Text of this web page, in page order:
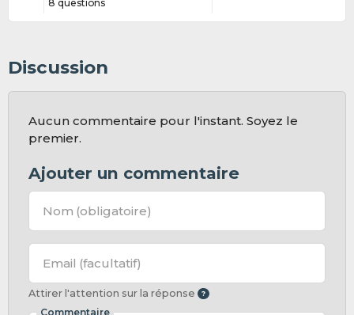
8 questions
Discussion
Aucun commentaire pour l'instant. Soyez le
premier.
Ajouter un commentaire
Nom (obligatoire)
Email (facultatif)
Attirer l'attention sur la réponse
Commentaire